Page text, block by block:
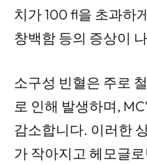
치가 100 fl을 초과하
창백함 등의 증상이
소구성 빈혈은 주로
로 인해 발생하며,
감소합니다. 이러한
가 작아지고 헤모글